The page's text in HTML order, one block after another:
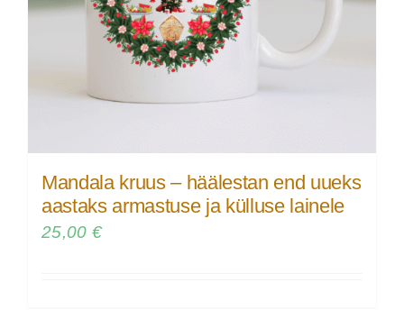
Mandala kruus – häälestan end uueks
aastaks armastuse ja külluse lainele
25,00 €